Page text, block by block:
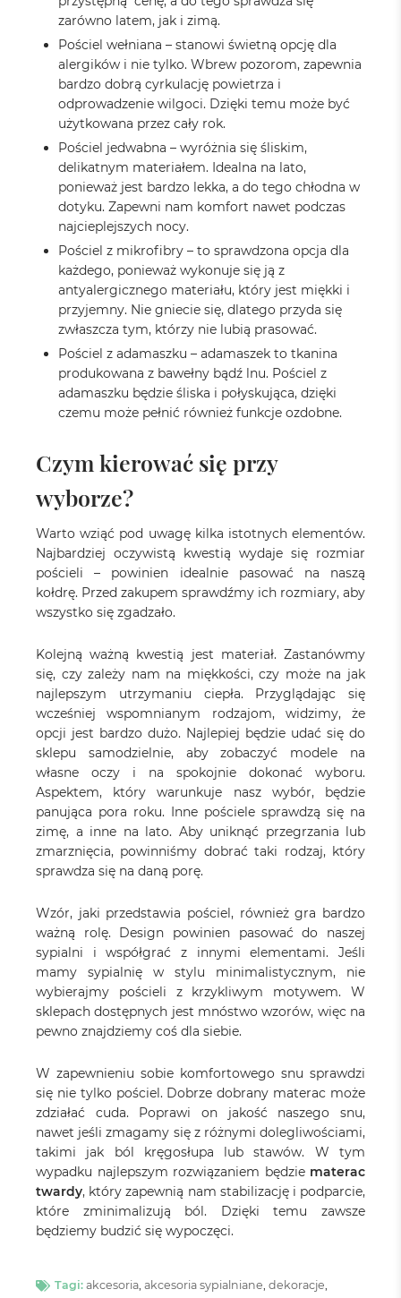
zarówno latem, jak i zimą.
Pościel wełniana – stanowi świetną opcję dla
alergików i nie tylko. Wbrew pozorom, zapewnia
bardzo dobrą cyrkulację powietrza i
odprowadzenie wilgoci. Dzięki temu może być
użytkowana przez cały rok.
Pościel jedwabna – wyróżnia się śliskim,
delikatnym materiałem. Idealna na lato,
ponieważ jest bardzo lekka, a do tego chłodna w
dotyku. Zapewni nam komfort nawet podczas
najcieplejszych nocy.
Pościel z mikrofibry – to sprawdzona opcja dla
każdego, ponieważ wykonuje się ją z
antyalergicznego materiału, który jest miękki i
przyjemny. Nie gniecie się, dlatego przyda się
zwłaszcza tym, którzy nie lubią prasować.
Pościel z adamaszku – adamaszek to tkanina
produkowana z bawełny bądź lnu. Pościel z
adamaszku będzie śliska i połyskująca, dzięki
czemu może pełnić również funkcje ozdobne.
Czym kierować się przy
wyborze?
Warto wziąć pod uwagę kilka istotnych elementów.
Najbardziej oczywistą kwestią wydaje się rozmiar
pościeli – powinien idealnie pasować na naszą
kołdrę. Przed zakupem sprawdźmy ich rozmiary, aby
wszystko się zgadzało.
Kolejną ważną kwestią jest materiał. Zastanówmy
się, czy zależy nam na miękkości, czy może na jak
najlepszym utrzymaniu ciepła. Przyglądając się
wcześniej wspomnianym rodzajom, widzimy, że
opcji jest bardzo dużo. Najlepiej będzie udać się do
sklepu samodzielnie, aby zobaczyć modele na
własne oczy i na spokojnie dokonać wyboru.
Aspektem, który warunkuje nasz wybór, będzie
panująca pora roku. Inne pościele sprawdzą się na
zimę, a inne na lato. Aby uniknąć przegrzania lub
zmarznięcia, powinniśmy dobrać taki rodzaj, który
sprawdza się na daną porę.
Wzór, jaki przedstawia pościel, również gra bardzo
ważną rolę. Design powinien pasować do naszej
sypialni i współgrać z innymi elementami. Jeśli
mamy sypialnię w stylu minimalistycznym, nie
wybierajmy pościeli z krzykliwym motywem. W
sklepach dostępnych jest mnóstwo wzorów, więc na
pewno znajdziemy coś dla siebie.
W zapewnieniu sobie komfortowego snu sprawdzi
się nie tylko pościel. Dobrze dobrany materac może
zdziałać cuda. Poprawi on jakość naszego snu,
nawet jeśli zmagamy się z różnymi dolegliwościami,
takimi jak ból kręgosłupa lub stawów. W tym
wypadku najlepszym rozwiązaniem będzie materac
twardy, który zapewnią nam stabilizację i podparcie,
które zminimalizują ból. Dzięki temu zawsze
będziemy budzić się wypoczęci.
Tagi: akcesoria, akcesoria sypialniane, dekoracje,